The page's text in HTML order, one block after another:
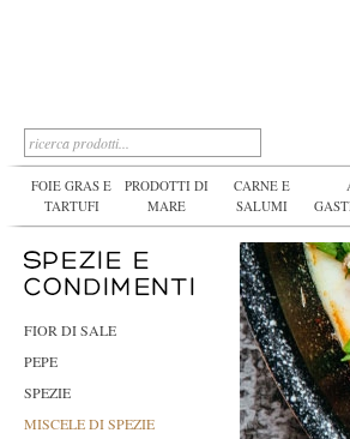
FOIE GRAS E
TARTUFI
PRODOTTI DI
MARE
CARNE E
SALUMI
FIOR DI SALE
PEPE
SPEZIE
MISCELE DI SPEZIE